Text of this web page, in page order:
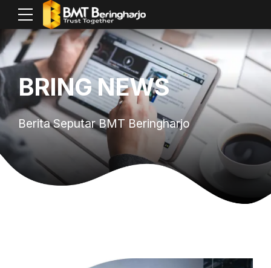
BRING NEWS
Berita Seputar BMT Beringharjo